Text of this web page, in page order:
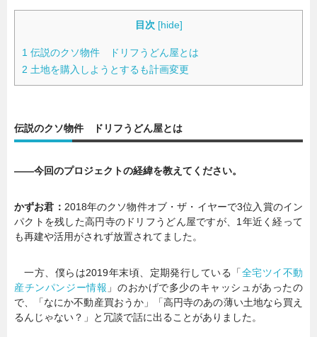
目次 [hide]
1 伝説のクソ物件 ドリフうどん屋とは
2 土地を購入しようとするも計画変更
伝説のクソ物件 ドリフうどん屋とは
――今回のプロジェクトの経緯を教えてください。
かずお君： 2018年のクソ物件オブ・ザ・イヤーで3位入賞のイン
パクトを残した高円寺のドリフうどん屋ですが、1年近く経って
も再建や活用がされず放置されてました。
一方、僕らは2019年末頃、定期発行している「全宅ツイ不動
産チンパンジー情報 」のおかげで多少のキャッシュがあったの
で、「なにか不動産買おうか」「高円寺のあの薄い土地なら買え
るんじゃない？」と冗談で話に出ることがありました。